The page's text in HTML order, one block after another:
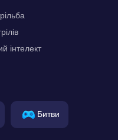
інтелект
Битви